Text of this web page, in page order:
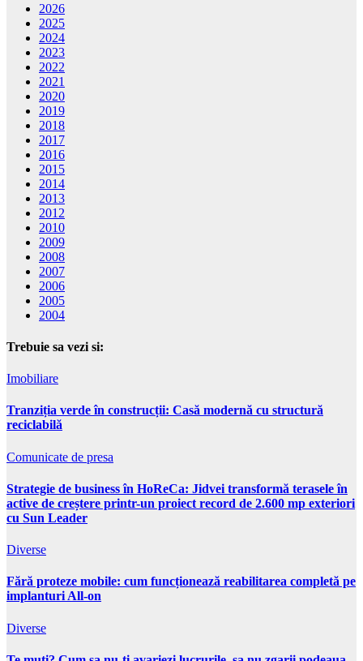
2026
2025
2024
2023
2022
2021
2020
2019
2018
2017
2016
2015
2014
2013
2012
2010
2009
2008
2007
2006
2005
2004
Trebuie sa vezi si:
Imobiliare
Tranziția verde în construcții: Casă modernă cu structură
reciclabilă
Comunicate de presa
Strategie de business în HoReCa: Jidvei transformă terasele în
active de creștere printr-un proiect record de 2.600 mp exteriori
cu Sun Leader
Diverse
Fără proteze mobile: cum funcționează reabilitarea completă pe
implanturi All-on
Diverse